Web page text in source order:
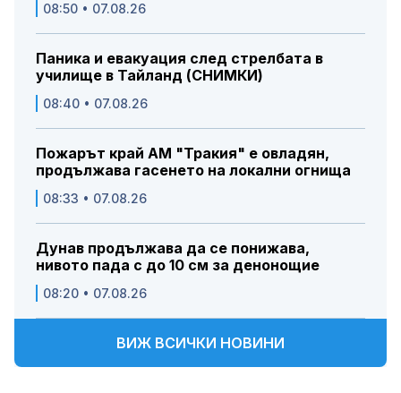
08:50 • 07.08.26
Паника и евакуация след стрелбата в
училище в Тайланд (СНИМКИ)
08:40 • 07.08.26
Пожарът край АМ "Тракия" е овладян,
продължава гасенето на локални огнища
08:33 • 07.08.26
Дунав продължава да се понижава,
нивото пада с до 10 см за денонощие
08:20 • 07.08.26
ВИЖ ВСИЧКИ НОВИНИ